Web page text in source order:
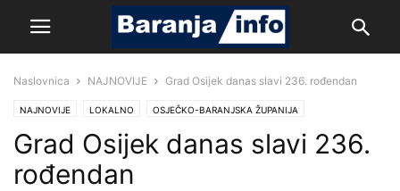
Naslovnica NAJNOVIJE Grad Osijek danas slavi 236. rođendan
NAJNOVIJE LOKALNO OSJEČKO-BARANJSKA ŽUPANIJA
Grad Osijek danas slavi 236.
rođendan